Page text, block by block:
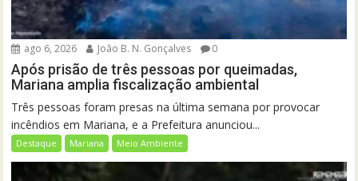
ago 6, 2026 João B. N. Gonçalves 0
Após prisão de três pessoas por queimadas,
Mariana amplia fiscalização ambiental
Três pessoas foram presas na última semana por provocar
incêndios em Mariana, e a Prefeitura anunciou...
Destaque Mariana Meio Ambiente